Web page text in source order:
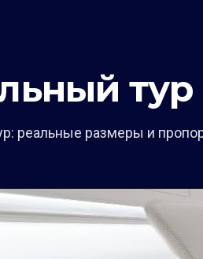
реальные размеры и